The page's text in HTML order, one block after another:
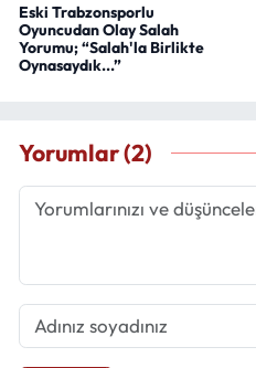
Eski Trabzonsporlu
Oyuncudan Olay Salah
Yorumu; “Salah'la Birlikte
Oynasaydık...”
Yorumlar (2)